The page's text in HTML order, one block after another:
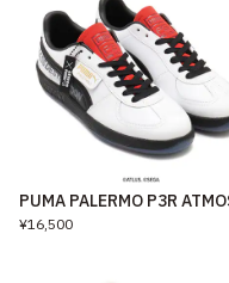
PUMA PALERMO P3R
¥16,500